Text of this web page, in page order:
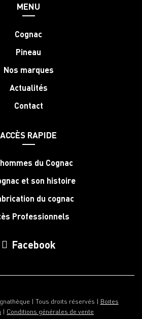
MENU
Cognac
Pineau
Nos marques
Actualités
Contact
ACCÈS RAPIDE
du Cognac
et son histoire
du cognac
Professionnels
Facebook
| Tous droits réservés | Boites
| Conditions générales de vente